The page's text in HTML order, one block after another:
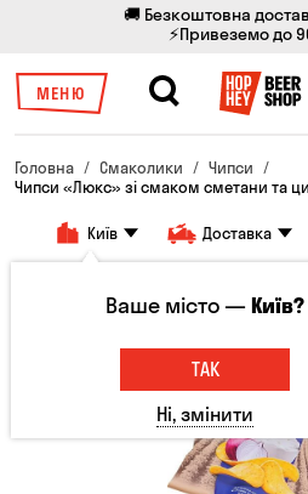
🚚 Безкоштовна
⚡Привеземо до
МЕНЮ
Головна Смаколики
Чипси
Чипси «Люкс» зі смаком сметани та
Київ Доставка
Ваше місто —Київ?
ТАК
Ні, змінити